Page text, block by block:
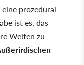
prozedural
ist es, das
Welten zu